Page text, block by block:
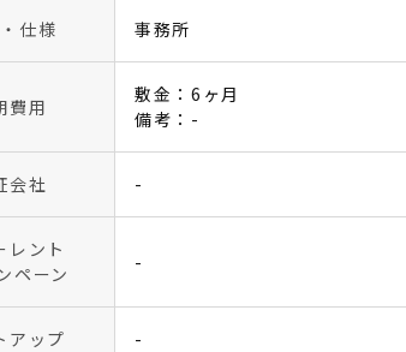
仕様 事務所
費用
敷金：6ヶ月
備考：-
会社 -
レント
ペーン
-
アップ -